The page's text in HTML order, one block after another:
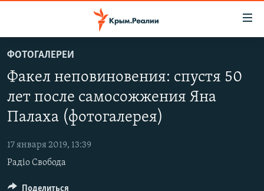
основному
содержанию
навигации
Вернутся
СПЕЦПРОЕКТЫ
КАРТА ВОЕННЫХ ОБЪЕКТОВ КРЫМА
11 ЛЕТ ОККУПАЦИИ КРЫМА. 11 ИСТОРИЙ СОПРОТИВЛЕНИЯ
ВОДА
ЕЩЕ
ИНТЕРАКТИВ
РАДІО СВОБОДА
ФОТОГАЛЕРЕИ
Факел неповиновения: спустя 50
лет после самосожжения Яна
Палаха (фотогалерея)
17 января 2019, 13:39
Радіо Свобода
Поделиться